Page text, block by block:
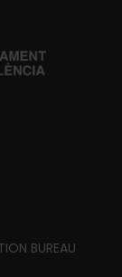
BUREAU